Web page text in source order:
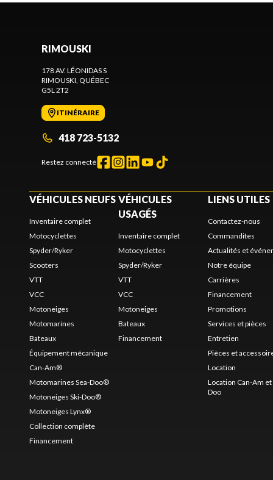
RIMOUSKI
178 AV. LÉONIDAS S
RIMOUSKI , QUÉBEC
G5L 2T2
ITINÉRAIRE
418 723-5132
Restez connecté
VÉHICULES NEUFS
Inventaire complet
Motocyclettes
Spyder/Ryker
Scooters
VTT
VCC
Motoneiges
Motomarines
Bateaux
Équipement mécanique
Can-Am®
Motomarines Sea-Doo®
Motoneiges Ski-Doo®
Motoneiges Lynx®
Collection complète
Financement
VÉHICULES
USAGÉS
Inventaire complet
Motocyclettes
Spyder/Ryker
VTT
VCC
Motoneiges
Bateaux
Financement
LIENS UTILES
Contactez-nous
Commandites
Actualités et
Notre équipe
Carrières
Financement
Promotions
Services et pièces
Entretien
Pièces et
Location
Location Can-Am et
Doo